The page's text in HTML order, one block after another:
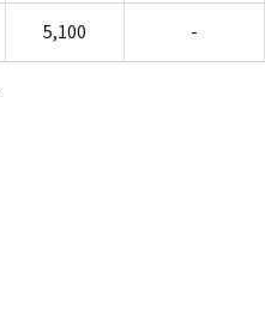
5,100 -